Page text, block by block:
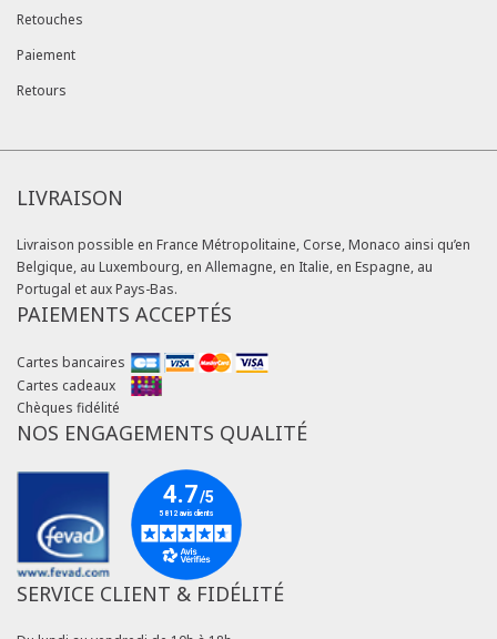
Retouches
Paiement
Retours
LIVRAISON
Livraison possible en France Métropolitaine, Corse, Monaco ainsi qu’en
Belgique, au Luxembourg, en Allemagne, en Italie, en Espagne, au
Portugal et aux Pays-Bas.
PAIEMENTS ACCEPTÉS
Cartes bancaires
Cartes cadeaux
Chèques fidélité
NOS ENGAGEMENTS QUALITÉ
SERVICE CLIENT & FIDÉLITÉ